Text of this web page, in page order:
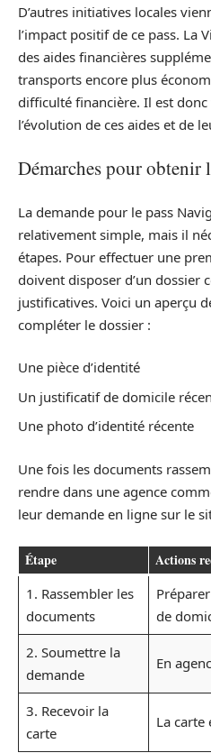
D’autres initiatives locales
l’impact positif de ce pass. La
des aides financières
transports encore plus
difficulté financière. Il est
l’évolution de ces aides et de
Démarches pour obtenir
La demande pour le pass
relativement simple, mais il
étapes. Pour effectuer une
doivent disposer d’un dossier
justificatives. Voici un aperçu
compléter le dossier :
Une pièce d’identité
Un justificatif de domicile
Une photo d’identité récente
Une fois les documents
rendre dans une agence
leur demande en ligne sur le
Étape Actions
1. Rassembler les
documents
de
2. Soumettre la
demande
En
3. Recevoir la
carte
La carte